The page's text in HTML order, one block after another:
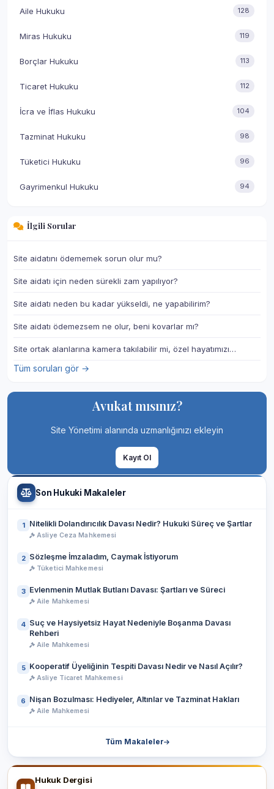
Aile Hukuku 128
Miras Hukuku 119
Borçlar Hukuku 113
Ticaret Hukuku 112
İcra ve İflas Hukuku 104
Tazminat Hukuku 98
Tüketici Hukuku 96
Gayrimenkul Hukuku 94
İlgili Sorular
Site aidatını ödememek sorun olur mu?
Site aidatı için neden sürekli zam yapılıyor?
Site aidatı neden bu kadar yükseldi, ne yapabilirim?
Site aidatı ödemezsem ne olur, beni kovarlar mı?
Site ortak alanlarına kamera takılabilir mi, özel hayatımızı…
Tüm soruları gör →
Avukat mısınız?
Site Yönetimi alanında uzmanlığınızı ekleyin
Kayıt Ol
Son Hukuki Makaleler
1 Nitelikli Dolandırıcılık Davası Nedir? Hukuki Süreç ve Şartlar
Asliye Ceza Mahkemesi
2 Sözleşme İmzaladım, Caymak İstiyorum
Tüketici Mahkemesi
3 Evlenmenin Mutlak Butlanı Davası: Şartları ve Süreci
Aile Mahkemesi
4 Suç ve Haysiyetsiz Hayat Nedeniyle Boşanma Davası
Rehberi
Aile Mahkemesi
5 Kooperatif Üyeliğinin Tespiti Davası Nedir ve Nasıl Açılır?
Asliye Ticaret Mahkemesi
6 Nişan Bozulması: Hediyeler, Altınlar ve Tazminat Hakları
Aile Mahkemesi
Tüm Makaleler
Hukuk Dergisi